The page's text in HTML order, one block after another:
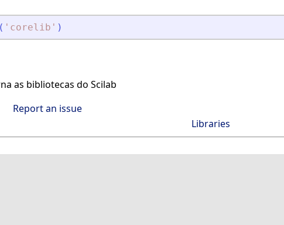
( ' corelib ' )
as bibliotecas do Scilab
Report an issue
Libraries